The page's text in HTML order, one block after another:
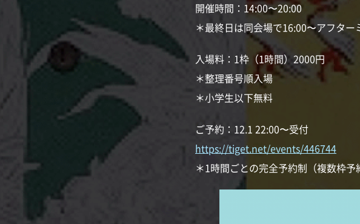
開催時間：14:00〜20:00
＊最終日は同会場で16:00〜アフター
入場料：1枠（1時間）2000円
＊整理番号順入場
＊小学生以下無料
ご予約：12.1 22:00〜受付
https://tiget.net/events/446744
＊1時間ごとの完全予約制（複数枠予